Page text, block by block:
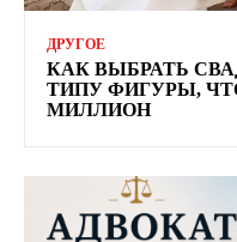
ДРУГОЕ
КАК ВЫБРАТЬ
ТИПУ ФИГУРЫ,
МИЛЛИОН